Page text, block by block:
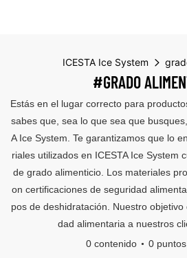
ICESTA Ice System
#GRADO
Estás en el lugar correcto para
sabes que, sea lo que sea que
A Ice System. Te garantizamos que lo
riales utilizados en ICESTA Ice System
de grado alimenticio. Los materiales
on certificaciones de seguridad
pos de deshidratación. Nuestro
dad alimentaria a nuestros
0 contenido
0